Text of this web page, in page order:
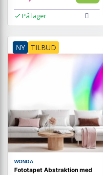
På lager
NY TILBUD
WONDA
Fototapet Abstraktion med